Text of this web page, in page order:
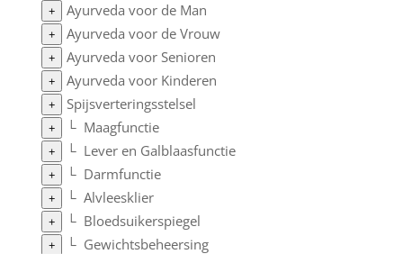
+ Ayurveda voor de Man
+ Ayurveda voor de Vrouw
+ Ayurveda voor Senioren
+ Ayurveda voor Kinderen
+ Spijsverteringsstelsel
+ └ Maagfunctie
+ └ Lever en Galblaasfunctie
+ └ Darmfunctie
+ └ Alvleesklier
+ └ Bloedsuikerspiegel
+ └ Gewichtsbeheersing